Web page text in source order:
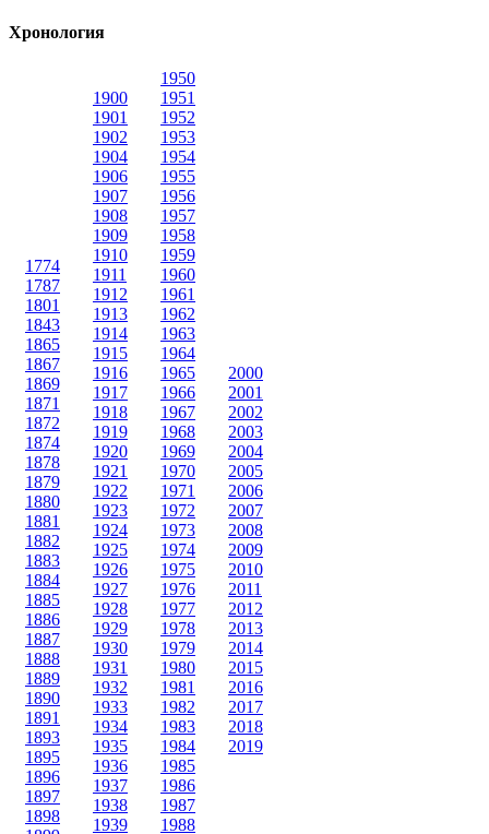
Хронология
1774
1787
1801
1843
1865
1867
1869
1871
1872
1874
1878
1879
1880
1881
1882
1883
1884
1885
1886
1887
1888
1889
1890
1891
1893
1895
1896
1897
1898
1900
1901
1902
1904
1906
1907
1908
1909
1910
1911
1912
1913
1914
1915
1916
1917
1918
1919
1920
1921
1922
1923
1924
1925
1926
1927
1928
1929
1930
1931
1932
1933
1934
1935
1936
1937
1938
1939
1950
1951
1952
1953
1954
1955
1956
1957
1958
1959
1960
1961
1962
1963
1964
1965
1966
1967
1968
1969
1970
1971
1972
1973
1974
1975
1976
1977
1978
1979
1980
1981
1982
1983
1984
1985
1986
1987
1988
2000
2001
2002
2003
2004
2005
2006
2007
2008
2009
2010
2011
2012
2013
2014
2015
2016
2017
2018
2019